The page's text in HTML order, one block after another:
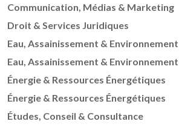
Communication, Médias & Marketing
Droit & Services Juridiques
Eau, Assainissement & Environnement
Eau, Assainissement & Environnement
Énergie & Ressources Énergétiques
Énergie & Ressources Énergétiques
Études, Conseil & Consultance